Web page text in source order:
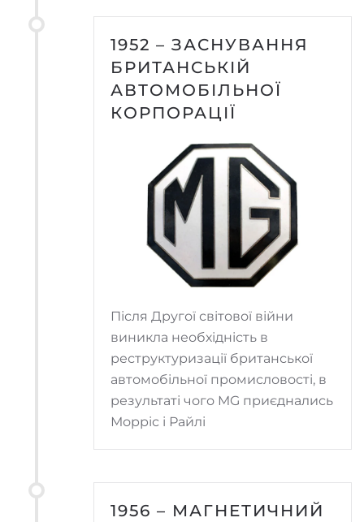
1952 – ЗАСНУВАННЯ
БРИТАНСЬКІЙ
АВТОМОБІЛЬНОЇ
КОРПОРАЦІЇ
Після Другої світової війни
виникла необхідність в
реструктуризації британської
автомобільної промисловості, в
результаті чого MG приєднались
Морріс і Райлі
1956 – МАГНЕТИЧНИЙ